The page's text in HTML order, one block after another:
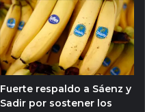
Fuerte respaldo a Sáenz y
Sadir por sostener los